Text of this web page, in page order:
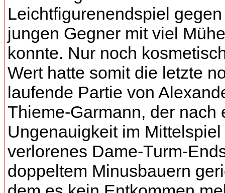
Leichtfigurenendspiel
jungen Gegner mit viel
konnte. Nur noch
Wert hatte somit die letzte
laufende Partie von
Thieme-Garmann, der nach
Ungenauigkeit im
verlorenes Dame-Turm-
doppeltem Minusbauern